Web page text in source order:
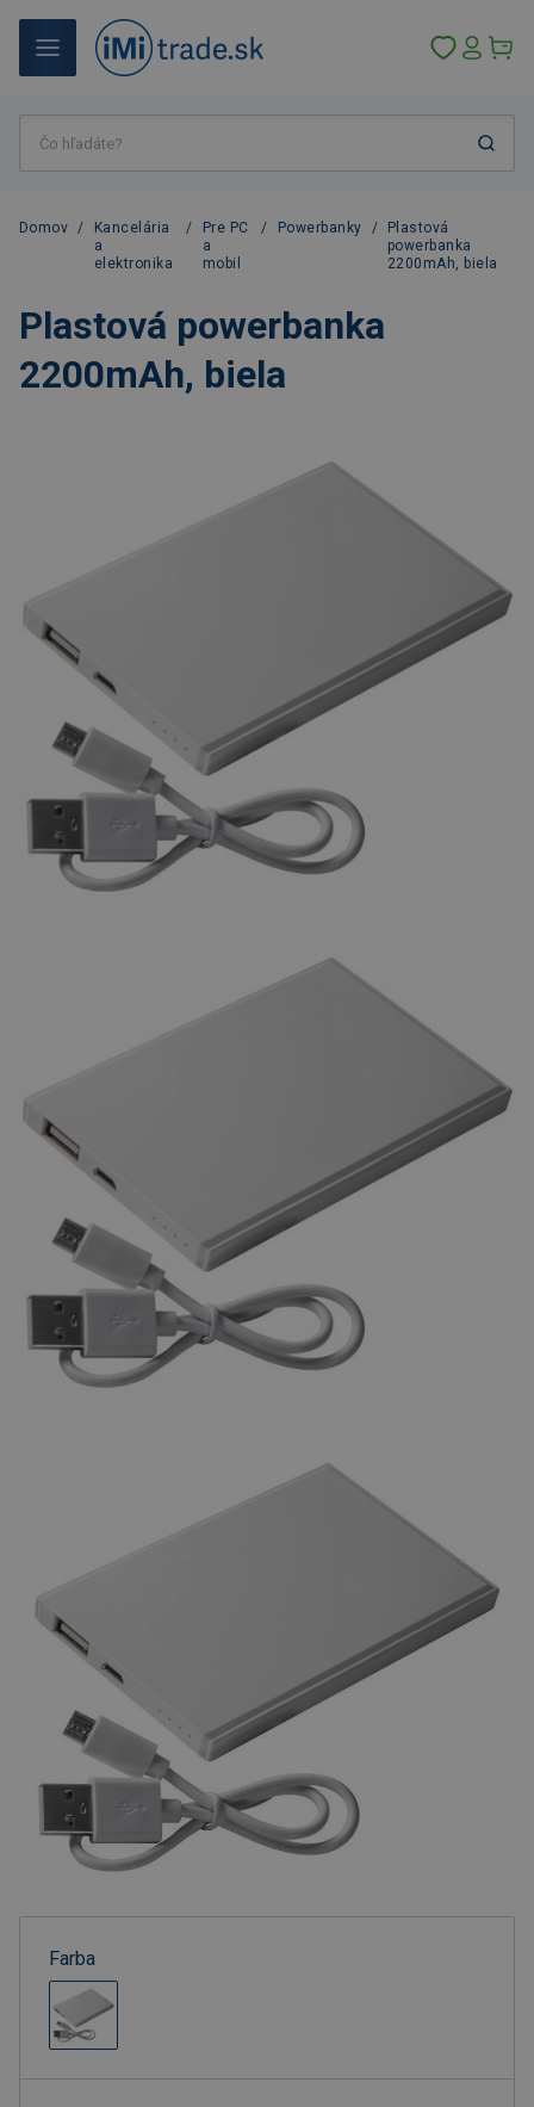
Domov /
Kancelária
a
elektronika
/
Pre PC
a
mobil
/ Powerbanky /
Plastová
powerbanka
2200mAh, biela
Plastová powerbanka
2200mAh, biela
Farba